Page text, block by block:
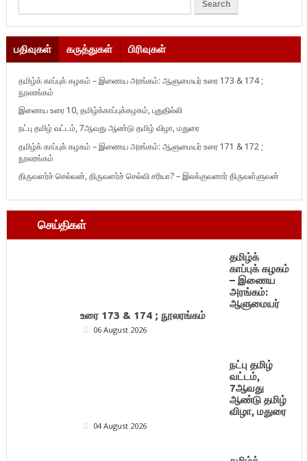
பதிவுகள் கருத்துகள் பிரிவுகள்
தமிழ்க் காப்புக் கழகம் – இணைய அரங்கம்: ஆளுமையர் உரை 173 & 174 ;
நூலரங்கம்
இணைய உரை 10, தமிழ்க்காப்புக்கழகம், புதுதில்லி
நட்பு தமிழ் வட்டம், 7ஆவது ஆண்டு தமிழ் விழா, மதுரை
தமிழ்க் காப்புக் கழகம் – இணைய அரங்கம்: ஆளுமையர் உரை 171 & 172 ;
நூலரங்கம்
திருவளர்ச் செல்வன், திருவளர்ச் செல்வி சரியா? – இலக்குவனார் திருவள்ளுவன்
செய்திகள்
தமிழ்க்
காப்புக் கழகம்
– இணைய
அரங்கம்:
ஆளுமையர்
உரை 173 & 174 ; நூலரங்கம்
06 August 2026
நட்பு தமிழ்
வட்டம்,
7ஆவது
ஆண்டு தமிழ்
விழா, மதுரை
04 August 2026